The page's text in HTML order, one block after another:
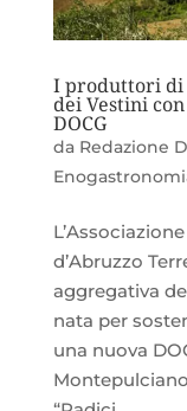
I produttori di
dei Vestini
DOCG
da Redazione
d’Abruzzo
aggregativa
nata per
una nuova